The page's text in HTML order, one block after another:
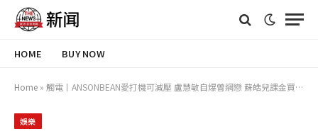
HOME BUY NOW
Home » 觸電丨ANSONBEAN愛打機可減壓 盧慧敏自爆曾網戀 蘇皓兒課金買戲衫
娛樂